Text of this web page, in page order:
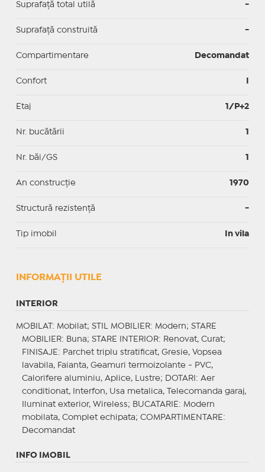
Suprafaţă total utilă -
Suprafaţă construită -
Compartimentare Decomandat
Confort
Etaj 1/P+2
Nr. bucătării 1
Nr. băi/GS 1
An construcție 1970
Structură rezistență -
Tip imobil In vila
INFORMAŢII UTILE
INTERIOR
MOBILAT : Mobilat; STIL MOBILIER: Modern; STARE
MOBILIER: Buna; STARE INTERIOR: Renovat, Curat;
FINISAJE : Parchet triplu stratificat, Gresie, Vopsea
lavabila, Faianta, Geamuri termoizolante - PVC,
Calorifere aluminiu, Aplice, Lustre;
DOTARI : Aer
conditionat, Interfon, Usa metalica, Telecomanda garaj,
Iluminat exterior, Wireless; BUCATARIE : Modern
mobilata, Complet echipata; COMPARTIMENTARE :
Decomandat
INFO IMOBIL